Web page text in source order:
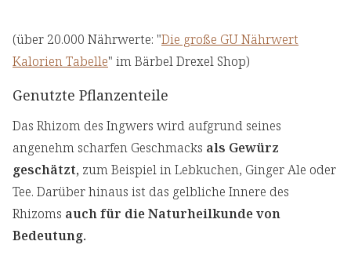
(über 20.000 Nährwerte: "Die große GU Nährwert
Kalorien Tabelle" im Bärbel Drexel Shop)
Genutzte Pflanzenteile
Das Rhizom des Ingwers wird aufgrund seines
angenehm scharfen Geschmacks als Gewürz
geschätzt, zum Beispiel in Lebkuchen, Ginger Ale oder
Tee. Darüber hinaus ist das gelbliche Innere des
Rhizoms auch für die Naturheilkunde von
Bedeutung.